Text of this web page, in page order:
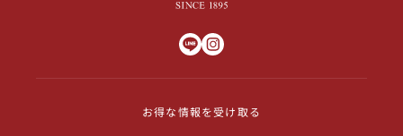
お得な情報を受け取る